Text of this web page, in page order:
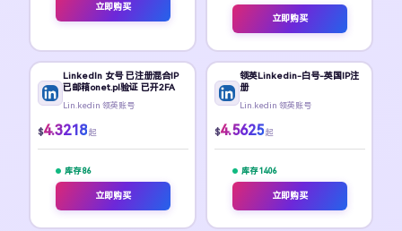
立即购买
立即购买
LinkedIn 女号 已注册混合IP
已邮箱onet.pl验证 已开2FA
Lin.kedin 领英账号
$4.3218 起
库存 86
立即购买
领英Linkedin-白号-英国IP注
册
Lin.kedin 领英账号
$4.5625 起
库存 1406
立即购买